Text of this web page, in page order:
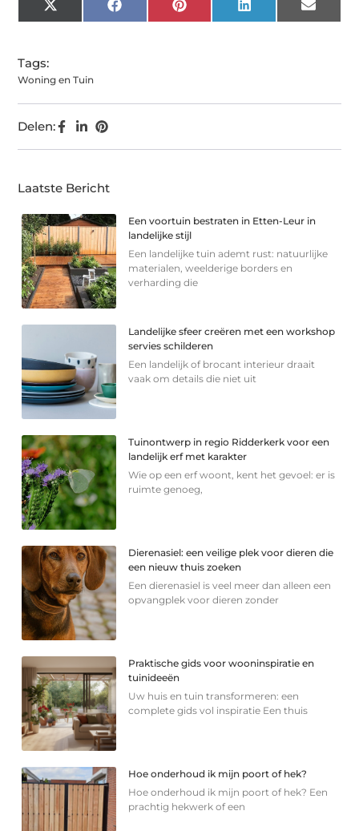
X
(Twitter)
Facebook Pinterest LinkedIn Email
Tags:
Woning en Tuin
Delen:
Laatste Bericht
Een voortuin bestraten in Etten-Leur in
landelijke stijl
Een landelijke tuin ademt rust: natuurlijke
materialen, weelderige borders en
verharding die
Landelijke sfeer creëren met een workshop
servies schilderen
Een landelijk of brocant interieur draait
vaak om details die niet uit
Tuinontwerp in regio Ridderkerk voor een
landelijk erf met karakter
Wie op een erf woont, kent het gevoel: er is
ruimte genoeg,
Dierenasiel: een veilige plek voor dieren die
een nieuw thuis zoeken
Een dierenasiel is veel meer dan alleen een
opvangplek voor dieren zonder
Praktische gids voor wooninspiratie en
tuinideeën
Uw huis en tuin transformeren: een
complete gids vol inspiratie Een thuis
Hoe onderhoud ik mijn poort of hek?
Hoe onderhoud ik mijn poort of hek? Een
prachtig hekwerk of een